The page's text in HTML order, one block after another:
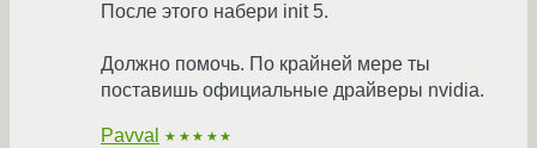
После этого набери init 5.
Должно помочь. По крайней мере ты
поставишь официальные драйверы nvidia.
Pavval ★★★★★